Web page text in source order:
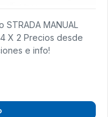
STRADA MANUAL
X 2 Precios desde
e info!